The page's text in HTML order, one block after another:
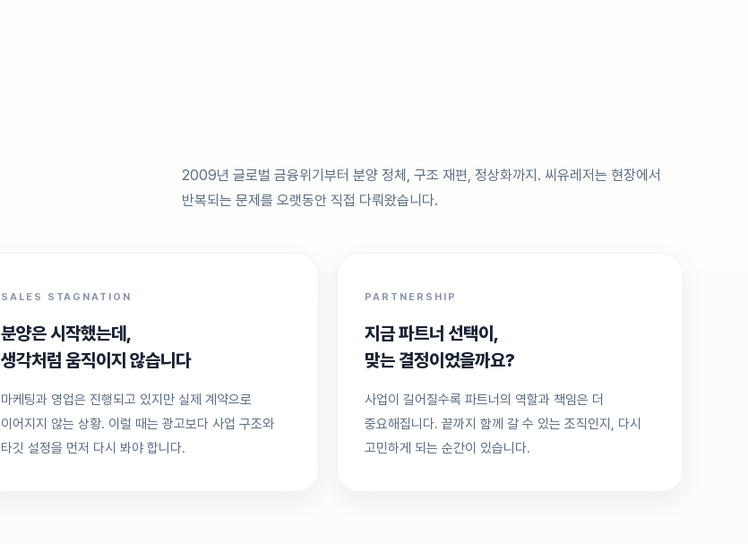
2009년 글로벌 금융위기부터 분양 정체, 구조 재편, 정상화까지. 씨유레저는 현장에서
반복되는 문제를 오랫동안 직접 다뤄왔습니다.
SALES STAGNATION
분양은 시작했는데,
생각처럼 움직이지 않습니다
마케팅과 영업은 진행되고 있지만 실제 계약으로
이어지지 않는 상황. 이럴 때는 광고보다 사업 구조와
타깃 설정을 먼저 다시 봐야 합니다.
PARTNERSHIP
지금 파트너 선택이,
맞는 결정이었을까요?
사업이 길어질수록 파트너의 역할과 책임은 더
중요해집니다. 끝까지 함께 갈 수 있는 조직인지, 다시
고민하게 되는 순간이 있습니다.